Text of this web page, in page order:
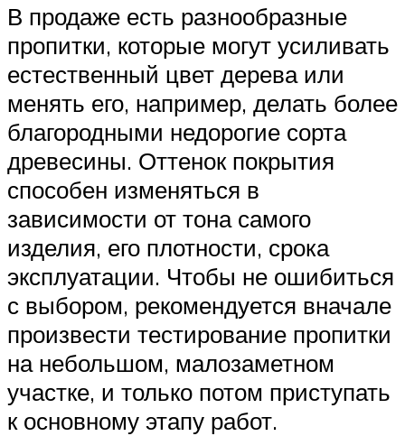
В продаже есть разнообразные
пропитки, которые могут усиливать
естественный цвет дерева или
менять его, например, делать более
благородными недорогие сорта
древесины. Оттенок покрытия
способен изменяться в
зависимости от тона самого
изделия, его плотности, срока
эксплуатации. Чтобы не ошибиться
с выбором, рекомендуется вначале
произвести тестирование пропитки
на небольшом, малозаметном
участке, и только потом приступать
к основному этапу работ.